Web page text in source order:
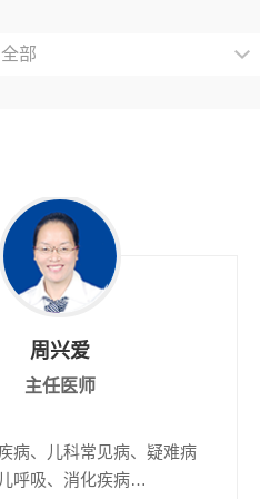
周兴爱
主任医师
病、儿科常见病、疑难病
呼吸、消化疾病…